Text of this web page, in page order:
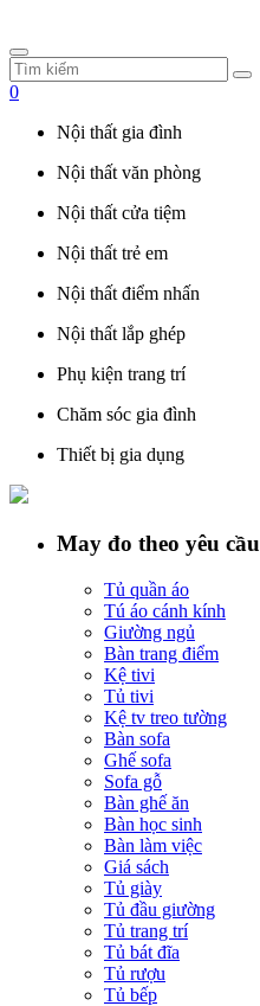
0
Nội thất gia đình
Nội thất văn phòng
Nội thất cửa tiệm
Nội thất trẻ em
Nội thất điểm nhấn
Nội thất lắp ghép
Phụ kiện trang trí
Chăm sóc gia đình
Thiết bị gia dụng
May đo theo yêu cầu
Tủ quần áo
Tú áo cánh kính
Giường ngủ
Bàn trang điểm
Kệ tivi
Tủ tivi
Kệ tv treo tường
Bàn sofa
Ghế sofa
Sofa gỗ
Bàn ghế ăn
Bàn học sinh
Bàn làm việc
Giá sách
Tủ giày
Tủ đầu giường
Tủ trang trí
Tủ bát đĩa
Tủ rượu
Tủ bếp